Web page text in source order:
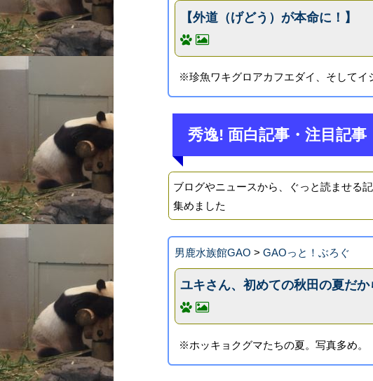
【外道（げどう）が本命に！】
※珍魚ワキグロアカフエダイ、そしてイ
秀逸! 面白記事・注目記事
ブログやニュースから、ぐっと読ませる
集めました
男鹿水族館GAO >GAOっと！ぶろぐ
ユキさん、初めての秋田の夏だか
※ホッキョクグマたちの夏。写真多め。